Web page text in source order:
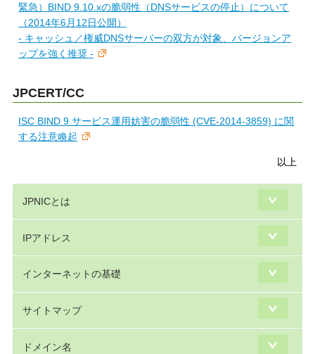
緊急）BIND 9.10.xの脆弱性（DNSサービスの停止）について
（2014年6月12日公開）
- キャッシュ／権威DNSサーバーの双方が対象、バージョンア
ップを強く推奨 -
JPCERT/CC
ISC BIND 9 サービス運用妨害の脆弱性 (CVE-2014-3859) に関
する注意喚起
以上
JPNICとは
IPアドレス
インターネットの基礎
サイトマップ
ドメイン名